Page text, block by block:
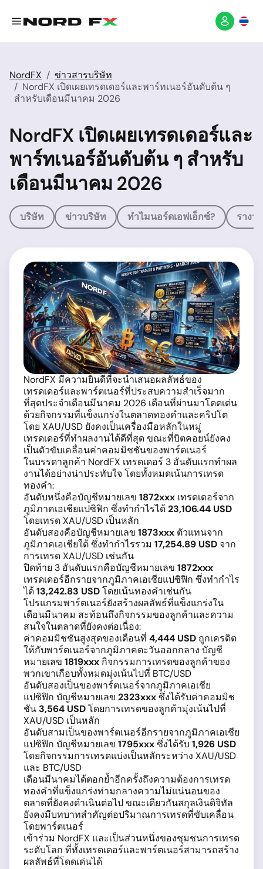
NordFX
ข่าวสารบริษัท
NordFX เปิดเผยเทรดเดอร์และพาร์ทเนอร์อันดับต้น ๆ
สำหรับเดือนมีนาคม 2026
NordFX เปิดเผยเทรดเดอร์และ
พาร์ทเนอร์อันดับต้น ๆ สำหรับ
เดือนมีนาคม 2026
บริษัท ข่าวบริษัท ทำไมนอร์ดเอฟเอ็กซ์? รางวัล
NordFX มีความยินดีที่จะนำเสนอผลลัพธ์ของ
เทรดเดอร์และพาร์ตเนอร์ที่ประสบความสำเร็จมาก
ที่สุดประจำเดือนมีนาคม 2026 เดือนที่ผ่านมาโดดเด่น
ด้วยกิจกรรมที่แข็งแกร่งในตลาดทองคำและคริปโต
โดย XAU/USD ยังคงเป็นเครื่องมือหลักในหมู่
เทรดเดอร์ที่ทำผลงานได้ดีที่สุด ขณะที่บิตคอยน์ยังคง
เป็นตัวขับเคลื่อนค่าคอมมิชชันของพาร์ตเนอร์
ในบรรดาลูกค้า NordFX เทรดเดอร์ 3 อันดับแรกทำผล
งานได้อย่างน่าประทับใจ โดยทั้งหมดเน้นการเทรด
ทองคำ:
อันดับหนึ่งคือบัญชีหมายเลข 1872xxx เทรดเดอร์จาก
ภูมิภาคเอเชียแปซิฟิก ซึ่งทำกำไรได้23,106.44 USD
โดยเทรด XAU/USD เป็นหลัก
อันดับสองคือบัญชีหมายเลข 1873xxx ตัวแทนจาก
ภูมิภาคเอเชียใต้ ซึ่งทำกำไรรวม 17,254.89 USD จาก
การเทรด XAU/USD เช่นกัน
ปิดท้าย 3 อันดับแรกคือบัญชีหมายเลข 1872xxx
เทรดเดอร์อีกรายจากภูมิภาคเอเชียแปซิฟิก ซึ่งทำกำไร
ได้13,242.83 USDโดยเน้นทองคำเช่นกัน
โปรแกรมพาร์ตเนอร์ยังสร้างผลลัพธ์ที่แข็งแกร่งใน
เดือนมีนาคม สะท้อนถึงกิจกรรมของลูกค้าและความ
สนใจในตลาดที่ยังคงต่อเนื่อง:
ค่าคอมมิชชันสูงสุดของเดือนที่ 4,444 USD ถูกเครดิต
ให้กับพาร์ตเนอร์จากภูมิภาคตะวันออกกลาง บัญชี
หมายเลข 1819xxx กิจกรรมการเทรดของลูกค้าของ
พวกเขาเกือบทั้งหมดมุ่งเน้นไปที่ BTC/USD
อันดับสองเป็นของพาร์ตเนอร์จากภูมิภาคเอเชีย
แปซิฟิก บัญชีหมายเลข 2323xxxซึ่งได้รับค่าคอมมิช
ชัน3,564 USDโดยการเทรดของลูกค้ามุ่งเน้นไปที่
XAU/USD เป็นหลัก
อันดับสามเป็นของพาร์ตเนอร์อีกรายจากภูมิภาคเอเชีย
แปซิฟิก บัญชีหมายเลข 1795xxxซึ่งได้รับ 1,926 USD
โดยกิจกรรมการเทรดแบ่งเป็นหลักระหว่าง XAU/USD
และ BTC/USD
เดือนมีนาคมได้ตอกย้ำอีกครั้งถึงความต้องการเทรด
ทองคำที่แข็งแกร่งท่ามกลางความไม่แน่นอนของ
ตลาดที่ยังคงดำเนินต่อไป ขณะเดียวกันสกุลเงินดิจิทัล
ยังคงมีบทบาทสำคัญต่อปริมาณการเทรดที่ขับเคลื่อน
โดยพาร์ตเนอร์
เข้าร่วม NordFX และเป็นส่วนหนึ่งของชุมชนการเทรด
ระดับโลก ที่ทั้งเทรดเดอร์และพาร์ตเนอร์สามารถสร้าง
ผลลัพธ์ที่โดดเด่นได้